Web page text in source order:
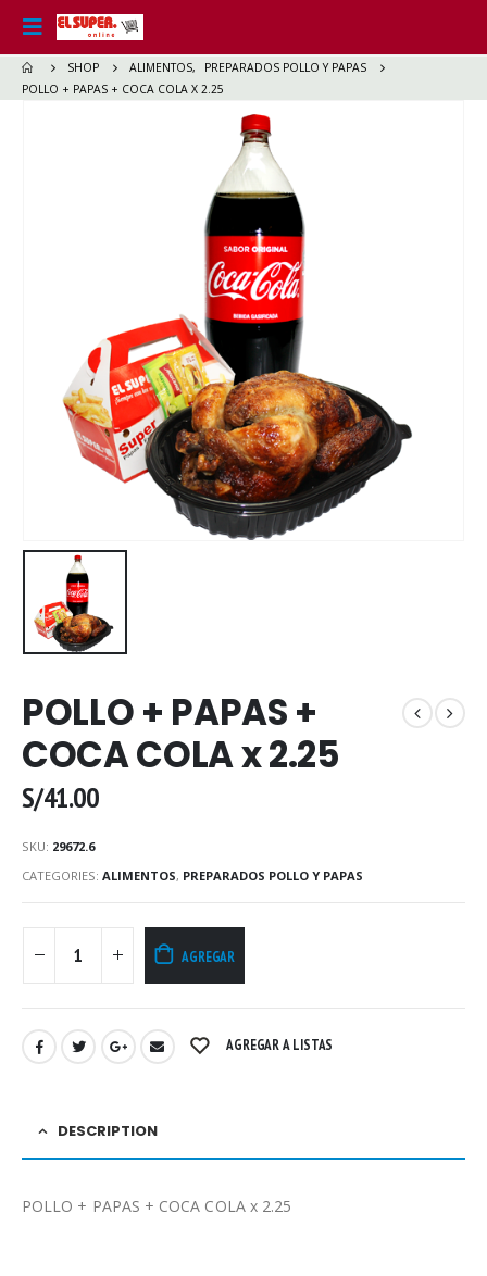
SHOP ALIMENTOS,
PREPARADOS POLLO Y PAPAS
POLLO + PAPAS + COCA COLA X 2.25
POLLO + PAPAS +
COCA COLA x 2.25
S/41.00
SKU: 29672.6
CATEGORIES: ALIMENTOS, PREPARADOS POLLO Y PAPAS
AGREGAR
AGREGAR A LISTAS
DESCRIPTION
POLLO + PAPAS + COCA COLA x 2.25